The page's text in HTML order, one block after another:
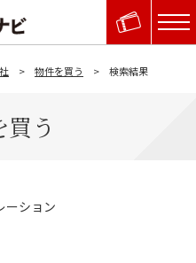
物件を買う 検索結果
う
ーション